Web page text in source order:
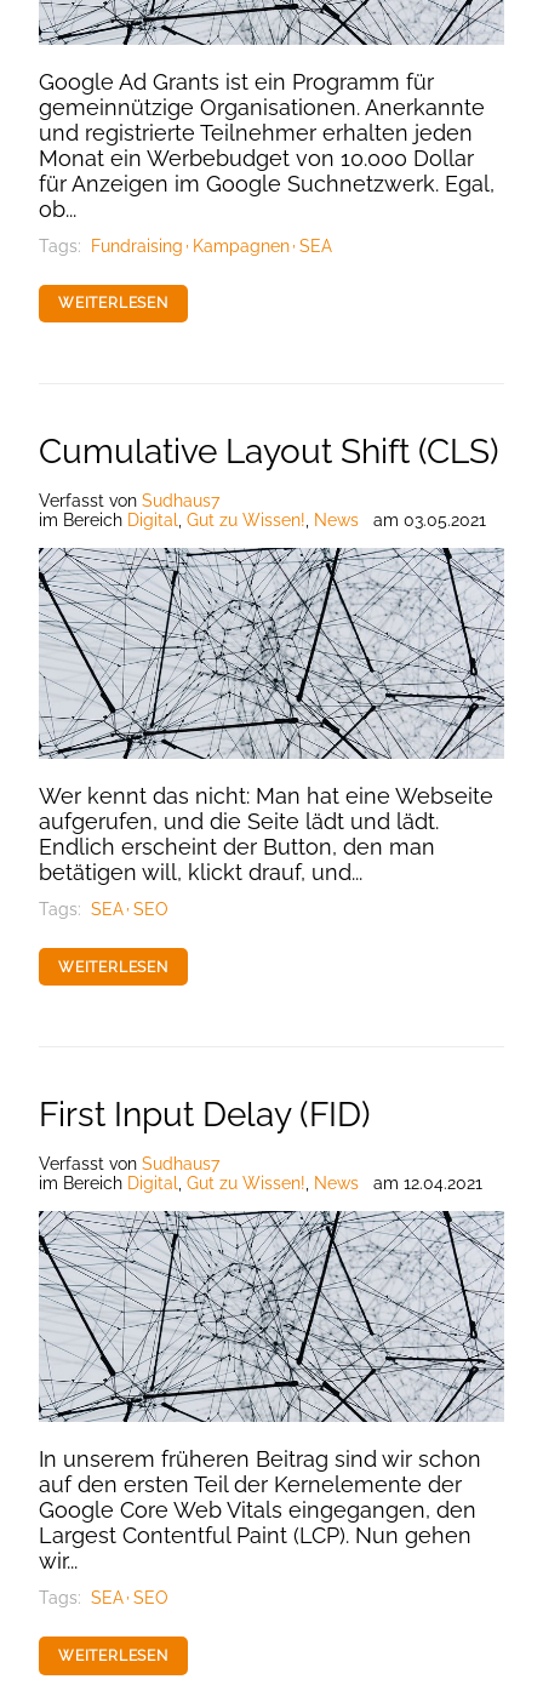
Google Ad Grants ist ein Programm für
gemeinnützige Organisationen. Anerkannte
und registrierte Teilnehmer erhalten jeden
Monat ein Werbebudget von 10.000 Dollar
für Anzeigen im Google Suchnetzwerk. Egal,
ob...
Tags: Fundraising Kampagnen SEA
WEITERLESEN
Cumulative Layout Shift (CLS)
Verfasst von Sudhaus7
im Bereich Digital Gut zu Wissen! News am 03.05.2021
Wer kennt das nicht: Man hat eine Webseite
aufgerufen, und die Seite lädt und lädt.
Endlich erscheint der Button, den man
betätigen will, klickt drauf, und...
Tags: SEA SEO
WEITERLESEN
First Input Delay (FID)
Verfasst von Sudhaus7
im Bereich Digital, Gut zu Wissen!, News am 12.04.2021
In unserem früheren Beitrag sind wir schon
auf den ersten Teil der Kernelemente der
Google Core Web Vitals eingegangen, den
Largest Contentful Paint (LCP). Nun gehen
wir...
Tags: SEA SEO
WEITERLESEN